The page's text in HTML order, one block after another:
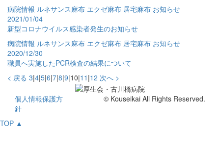
病院情報 ルネサンス麻布 エクゼ麻布 居宅麻布 お知らせ
2021/01/04
新型コロナウイルス感染者発生のお知らせ
病院情報 ルネサンス麻布 エクゼ麻布 居宅麻布 お知らせ
2020/12/30
職員へ実施したPCR検査の結果について
< 戻る 3|4|5|6|7|8|9|10|11 |12 次へ >
個人情報保護方
針
© Kouseikai All Rights Reserved.
TOP ▲